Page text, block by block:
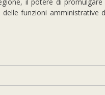
funzioni amministrative